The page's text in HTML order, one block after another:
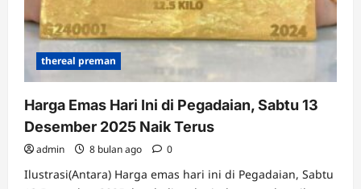
Terus
Dirundung
thereal preman
Harga Emas Hari Ini di Pegadaian, Sabtu 13
Desember 2025 Naik Terus
admin 8 bulan ago 0
Ilustrasi(Antara) Harga emas hari ini di Pegadaian, Sabtu